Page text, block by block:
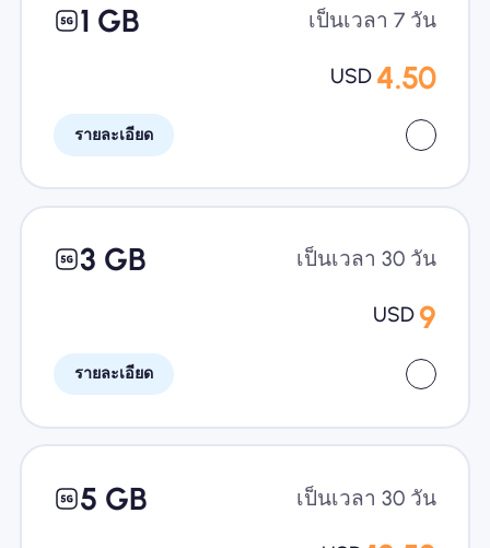
1 GB เป็นเวลา 7 วัน
USD 4.50
รายละเอียด
3 GB เป็นเวลา 30 วัน
USD 9
รายละเอียด
5 GB เป็นเวลา 30 วัน